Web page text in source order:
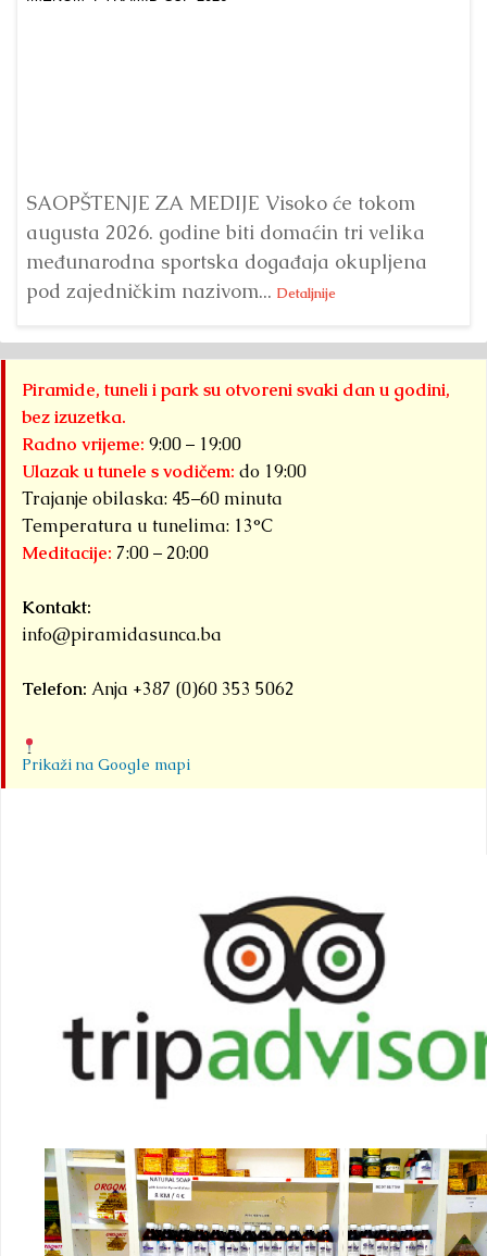
SAOPŠTENJE ZA MEDIJE Visoko će tokom
augusta 2026. godine biti domaćin tri velika
međunarodna sportska događaja okupljena
pod zajedničkim nazivom... Detaljnije
Piramide, tuneli i park su otvoreni svaki dan u godini,
bez izuzetka.
Radno vrijeme: 9:00 – 19:00
Ulazak u tunele s vodičem: do 19:00
Trajanje obilaska: 45–60 minuta
Temperatura u tunelima: 13°C
Meditacije: 7:00 – 20:00
Kontakt:
info@piramidasunca.ba
Telefon: Anja +387 (0)60 353 5062
Prikaži na Google mapi